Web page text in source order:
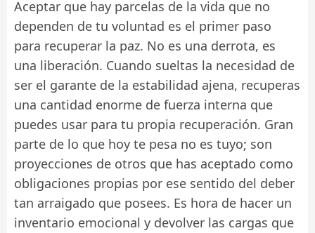
Aceptar que hay parcelas de la vida que no
dependen de tu voluntad es el primer paso
para recuperar la paz. No es una derrota, es
una liberación. Cuando sueltas la necesidad de
ser el garante de la estabilidad ajena, recuperas
una cantidad enorme de fuerza interna que
puedes usar para tu propia recuperación. Gran
parte de lo que hoy te pesa no es tuyo; son
proyecciones de otros que has aceptado como
obligaciones propias por ese sentido del deber
tan arraigado que posees. Es hora de hacer un
inventario emocional y devolver las cargas que